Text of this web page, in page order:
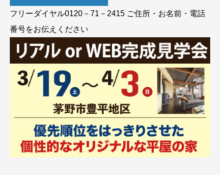
フリーダイヤル0120－71－2415 ご住所・お名前・電話
番号をお伝えください